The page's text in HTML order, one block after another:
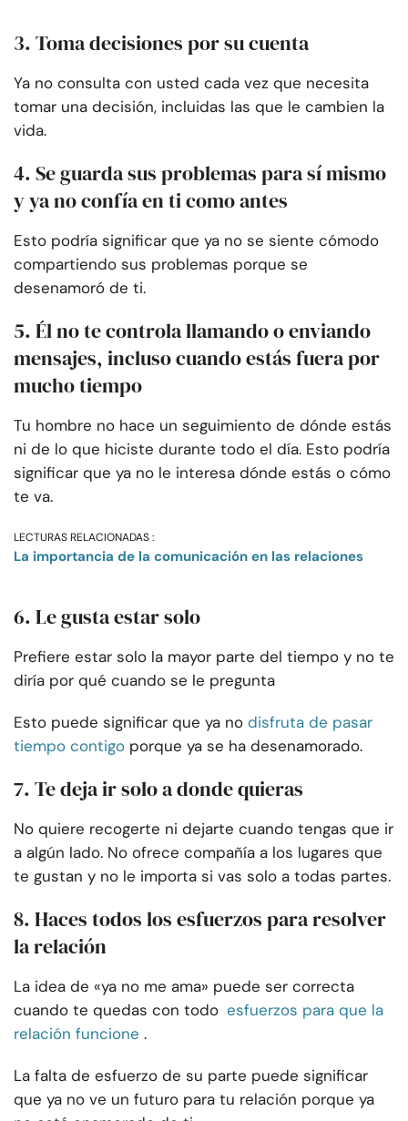
3. Toma decisiones por su cuenta
Ya no consulta con usted cada vez que necesita
tomar una decisión, incluidas las que le cambien la
vida.
4. Se guarda sus problemas para sí mismo
y ya no confía en ti como antes
Esto podría significar que ya no se siente cómodo
compartiendo sus problemas porque se
desenamoró de ti.
5. Él no te controla llamando o enviando
mensajes, incluso cuando estás fuera por
mucho tiempo
Tu hombre no hace un seguimiento de dónde estás
ni de lo que hiciste durante todo el día. Esto podría
significar que ya no le interesa dónde estás o cómo
te va.
LECTURAS RELACIONADAS :
La importancia de la comunicación en las relaciones
6. Le gusta estar solo
Prefiere estar solo la mayor parte del tiempo y no te
diría por qué cuando se le pregunta
Esto puede significar que ya no disfruta de pasar
tiempo contigo porque ya se ha desenamorado.
7. Te deja ir solo a donde quieras
No quiere recogerte ni dejarte cuando tengas que ir
a algún lado. No ofrece compañía a los lugares que
te gustan y no le importa si vas solo a todas partes.
8. Haces todos los esfuerzos para resolver
la relación
La idea de «ya no me ama» puede ser correcta
cuando te quedas con todo esfuerzos para que la
relación funcione .
La falta de esfuerzo de su parte puede significar
que ya no ve un futuro para tu relación porque ya